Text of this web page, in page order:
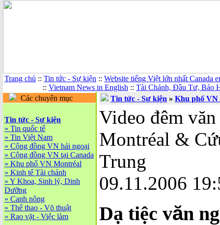
Trang chủ :: Tin tức - Sự kiện :: Website tiếng Việt lớn nhất Canada
:: Vietnam News in English :: Tài Chánh, Đầu Tư, Bảo
Các chuyên mục
Tin tức - Sự kiện
» Tin quốc tế
» Tin Việt Nam
» Cộng đồng VN hải ngoại
» Cộng đồng VN tại Canada
» Khu phố VN Montréal
» Kinh tế Tài chánh
» Y Khoa, Sinh lý, Dinh
Dưỡng
» Canh nông
» Thể thao - Võ thuật
» Rao vặt - Việc làm
Tin tức - Sự kiện » Khu phố VN
Video đêm
Montréal &
Trung
09.11.2006
Dạ tiệc văn